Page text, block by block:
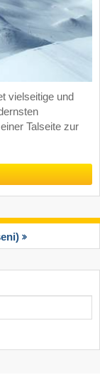
vielseitige und
Talseite zur